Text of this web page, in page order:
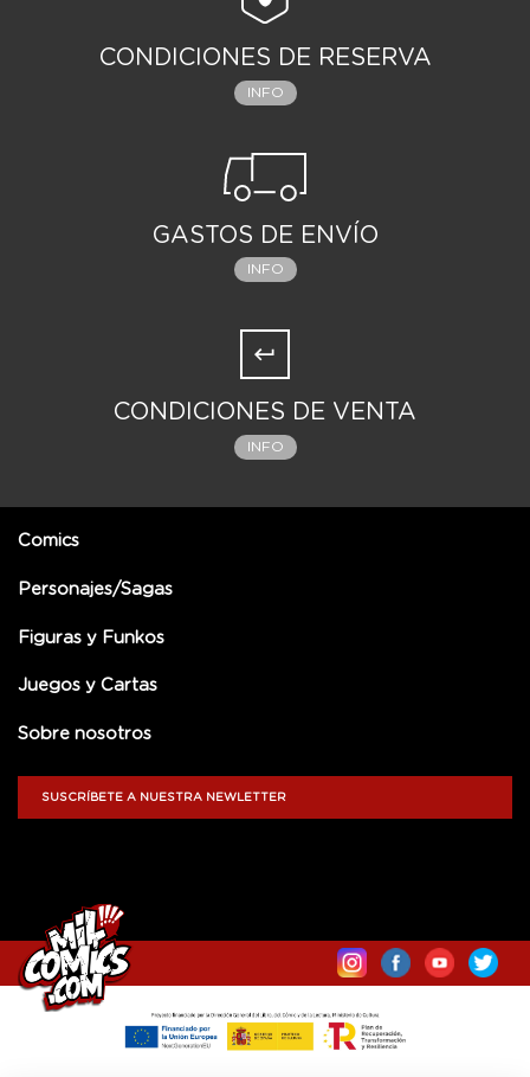
CONDICIONES DE RESERVA
INFO
GASTOS DE ENVÍO
INFO
CONDICIONES DE VENTA
INFO
Comics
Personajes/Sagas
Figuras y Funkos
Juegos y Cartas
Sobre nosotros
SUSCRÍBETE A NUESTRA NEWLETTER